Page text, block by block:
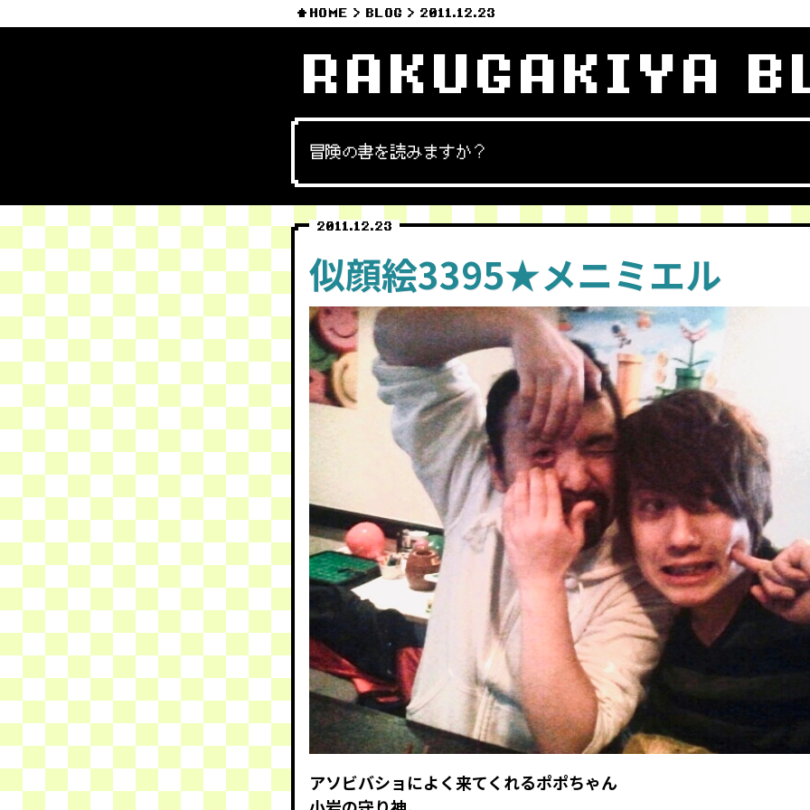
HOME BLOG 2011.12.23
RAKUGAKIYA
冒険の書を読みますか？
2011.12.23
似顔絵3395★メニミエル
アソビバショによく来てくれるポポちゃん